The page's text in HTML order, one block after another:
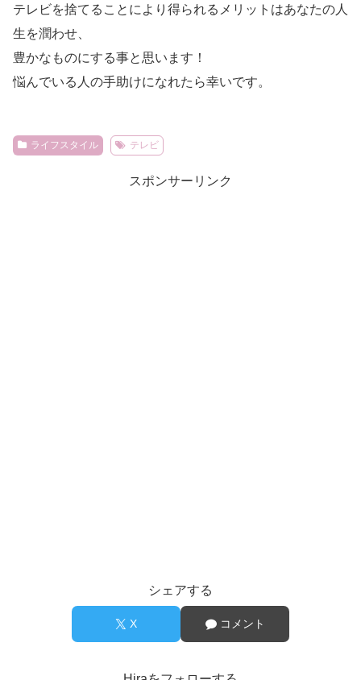
テレビを捨てることにより得られるメリットはあなたの人
生を潤わせ、
豊かなものにする事と思います！
悩んでいる人の手助けになれたら幸いです。
ライフスタイル テレビ
スポンサーリンク
シェアする
X コメント